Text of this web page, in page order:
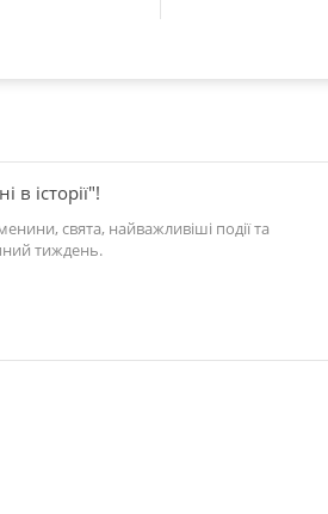
в історії"!
свята, найважливіші події та
тиждень.